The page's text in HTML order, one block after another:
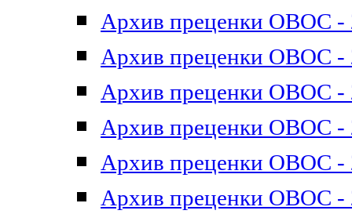
Архив преценки ОВОС -
Архив преценки ОВОС -
Архив преценки ОВОС -
Архив преценки ОВОС -
Архив преценки ОВОС -
Архив преценки ОВОС -